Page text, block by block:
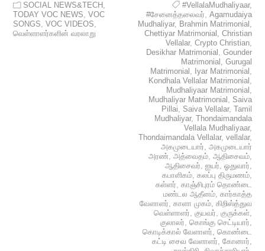
SOCIAL NEWS&TECH ,
TODAY VOC NEWS,VOC
SONGS,VOC VIDEOS,
வெள்ளாளர்களின் வரலாறு
#VellalaMudhaliyaar,
#சேனைத்தலைவர், Agamudaiya
Mudhaliyar, Brahmin Matrimonial ,
Chettiyar Matrimonial , Christian
Vellalar, Crypto Christian,
Desikhar Matrimonial , Gounder
Matrimonial , Gurugal
Matrimonial , Iyar Matrimonial ,
Kondhala Vellalar Matrimonial ,
Mudhaliyaar Matrimonial ,
Mudhaliyar Matrimonial , Saiva
Pillai, Saiva Vellalar, Tamil
Mudhaliyar, Thondaimandala
Vellala Mudhaliyaar,
Thondaimandala Vellalar, vellalar,
அகமுடையார், அகமுடையார்
அரண், அத்வைதம், ஆதிசைவம்,
ஆதிசைவர், ஐயர், ஓதுவார்,
கபாளிகம், கலப்பு திருமணம்,
கள்ளர், காஞ்சிபுரம் தொண்டை
மண்டல ஆதீனம், கார்காத்த
வேளாளர், காளா முகம், கிறிஸ்த்துவ
வெள்ளாளர், குயவர், குருக்கள்,
குலாலர், கொங்கு செட்டியார்,
கொடிக்கால் வேளாளர், கொண்டை
கட்டி சைவ வேளாளர், கோனார்,